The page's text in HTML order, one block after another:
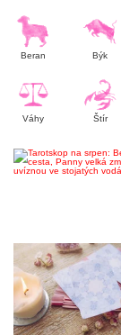
Beran Býk
Váhy Štír